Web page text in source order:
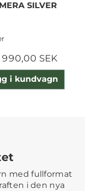
SILVER
SEK
i kundvagn
med fullformat
i den nya